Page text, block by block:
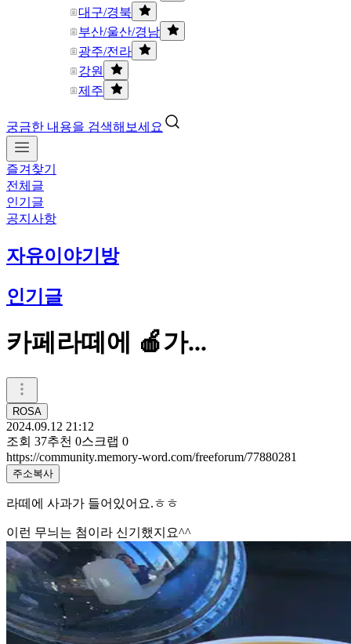
대구/경북
부산/울산/경남
광주/전라
강원
제주
궁금한 내용을 검색해보세요
즐겨찾기
전체글
인기글
공지사항
자유이야기방
인기글
카페라떼에 🍎가...
ROSA
2024.09.12 21:12
조회 37추천 0스크랩 0
https://community.memory-word.com/freeforum/77880281
주소복사
라떼에 사과가 들어있어요.ㅎㅎ
이런 무늬는 첨이라 신기했지요^^